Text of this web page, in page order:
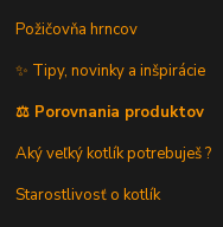
Požičovňa hrncov
✨ Tipy, novinky a inšpirácie
⚖️ Porovnania produktov
Aký veľký kotlík potrebuješ ?
Starostlivosť o kotlík